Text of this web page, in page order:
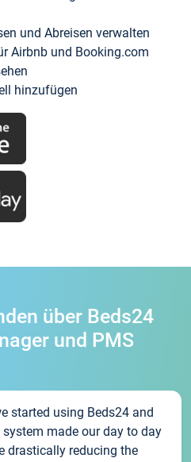
und Abreisen verwalten
Airbnb und Booking.com
hinzufügen
über Beds24
und PMS
started using Beds24 and
system made our day to day
drastically reducing the